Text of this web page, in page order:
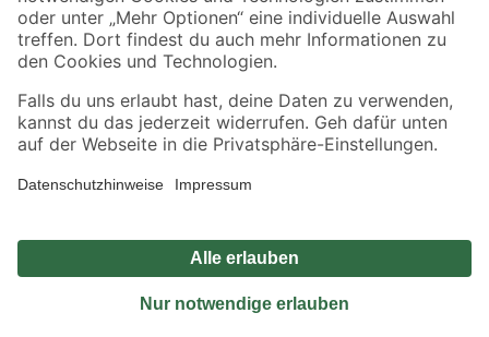
Alle Preisangaben in EUR inkl. gesetzl. MwSt.. Die dargestellten Angebote sind unter
Umständen nicht in allen Märkten verfügbar. Die angegebenen Verfügbarkeiten beziehen
Produkte nur solange der Vorrat reicht.
*Paketversand ab 59 € versandkostenfrei, gilt nicht für Artikel mit Speditionsversand, hier
Privatsphäre Impressum
Nutzungsbedingungen
Widerrufsrecht
Vertrag widerrufen